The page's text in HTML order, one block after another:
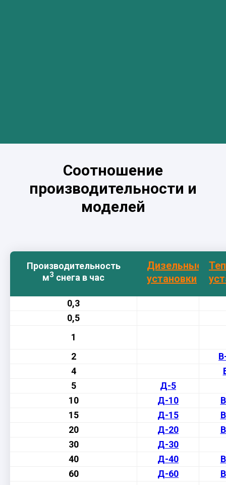
Соотношение
производительности и
моделей
Производительность
м3 снега в час
Дизельные
установки
0,3
0,5
1
2
4
5
Д-5
10
Д-10
15
Д-15
20
Д-20
30
Д-30
40
Д-40
60
Д-60